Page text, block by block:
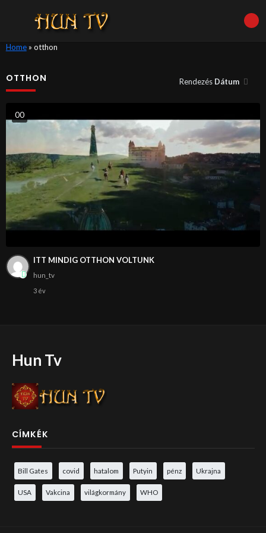
Home» otthon
OTTHON Rendezés Dátum
00
ITT MINDIG OTTHON VOLTUNK
hun_tv
3 év
Hun Tv
CÍMKÉK
Bill Gates covid hatalom Putyin pénz Ukrajna
USA Vakcina világkormány WHO